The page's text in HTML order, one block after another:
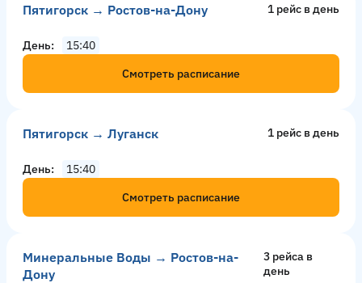
Пятигорск → Ростов-на-Дону 1 рейс в день
День
15:40
Смотреть расписание
Пятигорск → Луганск 1 рейс в день
День
15:40
Смотреть расписание
Минеральные Воды → Ростов-на-
Дону
3 рейсa в
день